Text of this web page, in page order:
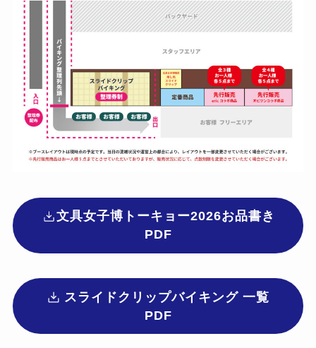
文具女子博トーキョー2026お品書き
PDF
スライドクリップバイキング 一覧
PDF